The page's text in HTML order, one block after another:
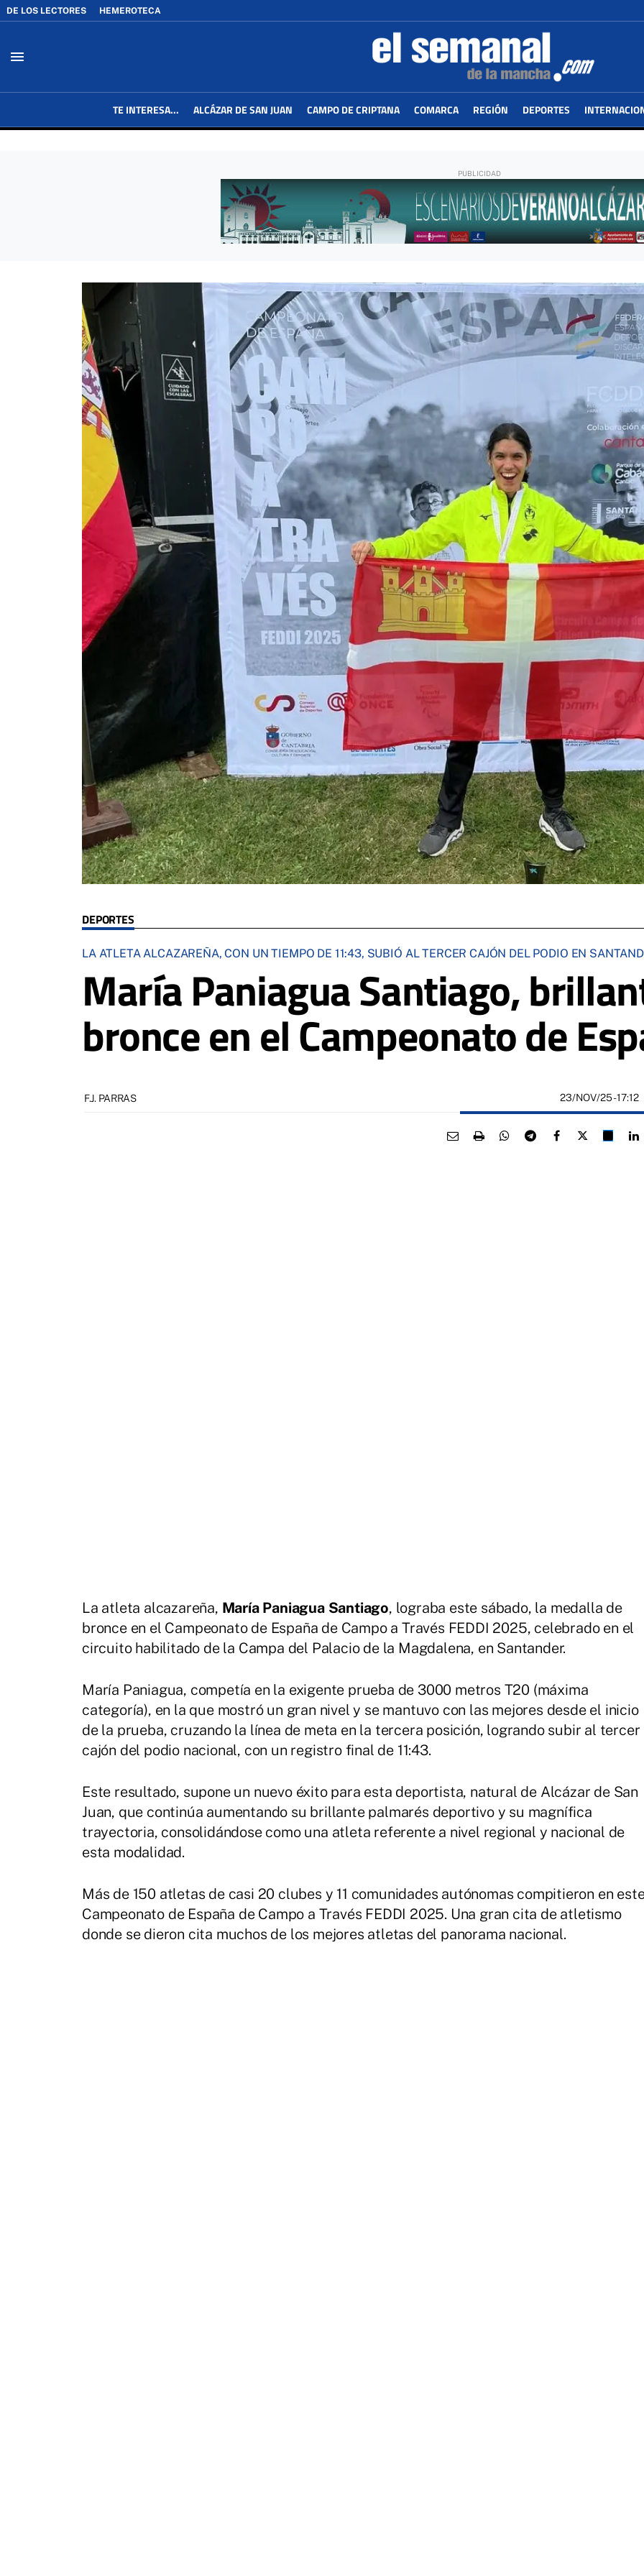
DE LOS LECTORES HEMEROTECA
menu
TE INTERESA... ALCÁZAR DE SAN JUAN CAMPO DE CRIPTANA COMARCA REGIÓN DEPORTES
DEPORTES
LA ATLETA ALCAZAREÑA, CON UN TIEMPO DE 11:43, SUBIÓ AL TERCER CAJÓN DEL PODIO EN
María Paniagua Santiago,
bronce en el Campeonato de
F.J. PARRAS 23/NOV/25- 17:12
La atleta alcazareña, María Paniagua Santiago, lograba este sábado, la medalla de
bronce en el Campeonato de España de Campo a Través FEDDI 2025, celebrado en el
circuito habilitado de la Campa del Palacio de la Magdalena, en Santander.
María Paniagua, competía en la exigente prueba de 3000 metros T20 (máxima
categoría), en la que mostró un gran nivel y se mantuvo con las mejores desde el inicio
de la prueba, cruzando la línea de meta en la tercera posición, logrando subir al tercer
cajón del podio nacional, con un registro final de 11:43.
Este resultado, supone un nuevo éxito para esta deportista, natural de Alcázar de San
Juan, que continúa aumentando su brillante palmarés deportivo y su magnífica
trayectoria, consolidándose como una atleta referente a nivel regional y nacional de
esta modalidad.
Más de 150 atletas de casi 20 clubes y 11 comunidades autónomas compitieron en
Campeonato de España de Campo a Través FEDDI 2025. Una gran cita de atletismo
donde se dieron cita muchos de los mejores atletas del panorama nacional.